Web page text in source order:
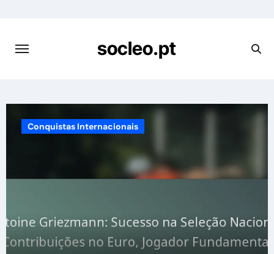
content
socleo.pt
Conquistas Internacionais